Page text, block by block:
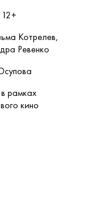
Котрелев,
Ревенко
рамках
кино